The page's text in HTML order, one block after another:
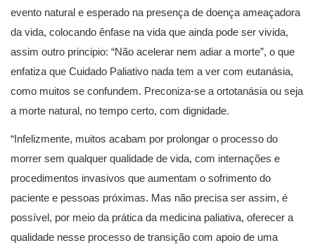
evento natural e esperado na presença de doença ameaçadora
da vida, colocando ênfase na vida que ainda pode ser vivida,
assim outro principio: “Não acelerar nem adiar a morte”, o que
enfatiza que Cuidado Paliativo nada tem a ver com eutanásia,
como muitos se confundem. Preconiza-se a ortotanásia ou seja
a morte natural, no tempo certo, com dignidade.
“Infelizmente, muitos acabam por prolongar o processo do
morrer sem qualquer qualidade de vida, com internações e
procedimentos invasivos que aumentam o sofrimento do
paciente e pessoas próximas. Mas não precisa ser assim, é
possível, por meio da prática da medicina paliativa, oferecer a
qualidade nesse processo de transição com apoio de uma